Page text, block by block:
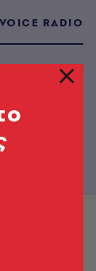
VOICE RADIO